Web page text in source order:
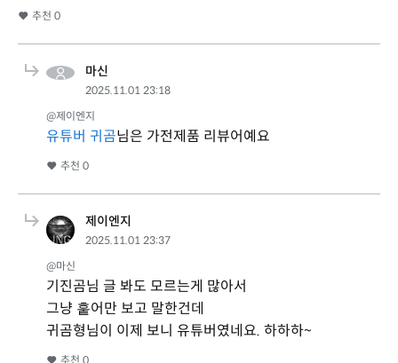
추천 0
마신
2025.11.01 23:18
@제이엔지
유튜버 귀곰님은 가전제품 리뷰어예요
추천 0
제이엔지
2025.11.01 23:37
@마신
기진곰님 글 봐도 모르는게 많아서
그냥 훝어만 보고 말한건데
귀곰형님이 이제 보니 유튜버였네요. 하하하~
추천 0